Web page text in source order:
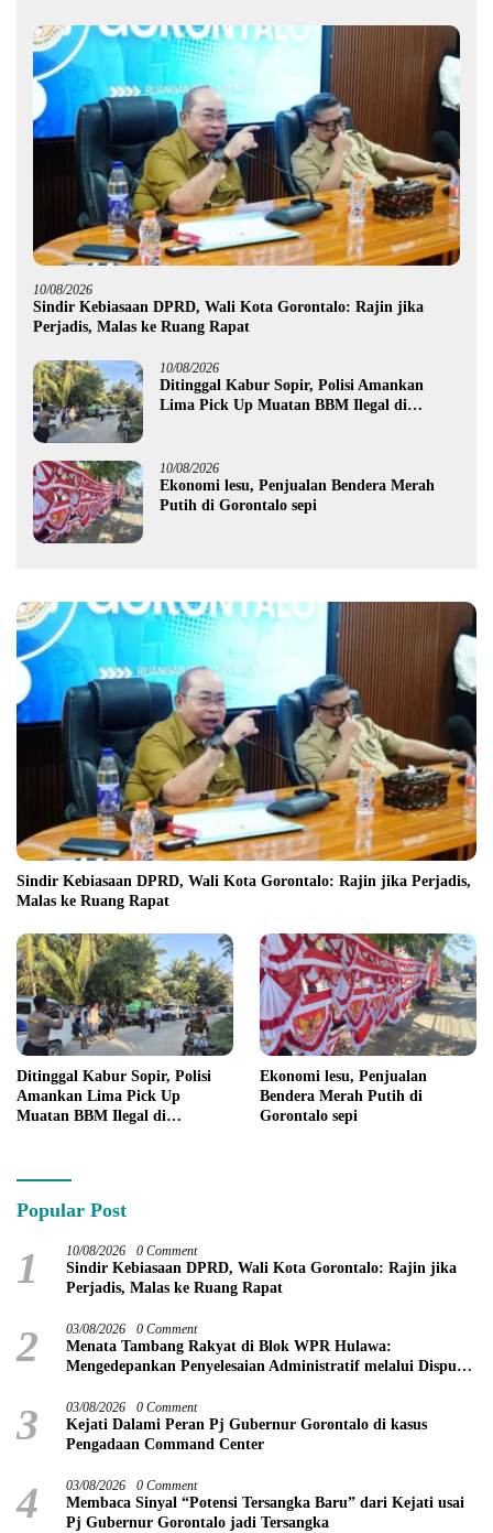
10/08/2026
Sindir Kebiasaan DPRD, Wali Kota Gorontalo: Rajin jika
Perjadis, Malas ke Ruang Rapat
10/08/2026
Ditinggal Kabur Sopir, Polisi Amankan
Lima Pick Up Muatan BBM Ilegal di
10/08/2026
Ekonomi lesu, Penjualan Bendera Merah
Putih di Gorontalo sepi
Sindir Kebiasaan DPRD, Wali Kota Gorontalo: Rajin jika Perjadis,
Malas ke Ruang Rapat
Ditinggal Kabur Sopir, Polisi
Amankan Lima Pick Up
Muatan BBM Ilegal di
Ekonomi lesu, Penjualan
Bendera Merah Putih di
Gorontalo sepi
Popular Post
1 10/08/2026 0 Comment
Sindir Kebiasaan DPRD, Wali Kota Gorontalo: Rajin jika
Perjadis, Malas ke Ruang Rapat
2 03/08/2026 0 Comment
Menata Tambang Rakyat di Blok WPR Hulawa:
Mengedepankan Penyelesaian Administratif melalui Dispute
3 03/08/2026 0 Comment
Kejati Dalami Peran Pj Gubernur Gorontalo di kasus
Pengadaan Command Center
4 03/08/2026 0 Comment
Membaca Sinyal “Potensi Tersangka Baru” dari Kejati usai
Pj Gubernur Gorontalo jadi Tersangka